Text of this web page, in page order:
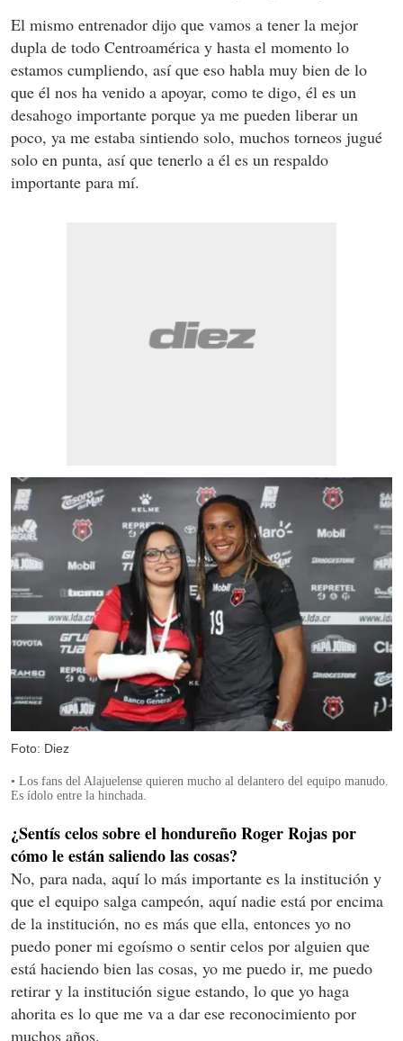
El mismo entrenador dijo que vamos a tener la mejor
dupla de todo Centroamérica y hasta el momento lo
estamos cumpliendo, así que eso habla muy bien de lo
que él nos ha venido a apoyar, como te digo, él es un
desahogo importante porque ya me pueden liberar un
poco, ya me estaba sintiendo solo, muchos torneos jugué
solo en punta, así que tenerlo a él es un respaldo
importante para mí.
Foto: Diez
• Los fans del Alajuelense quieren mucho al delantero del equipo manudo.
Es ídolo entre la hinchada.
¿Sentís celos sobre el hondureño Roger Rojas por
cómo le están saliendo las cosas?
No, para nada, aquí lo más importante es la institución y
que el equipo salga campeón, aquí nadie está por encima
de la institución, no es más que ella, entonces yo no
puedo poner mi egoísmo o sentir celos por alguien que
está haciendo bien las cosas, yo me puedo ir, me puedo
retirar y la institución sigue estando, lo que yo haga
ahorita es lo que me va a dar ese reconocimiento por
muchos años.